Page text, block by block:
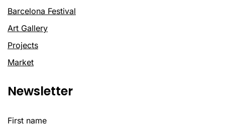
Barcelona Festival
Art Gallery
Projects
Market
Newsletter